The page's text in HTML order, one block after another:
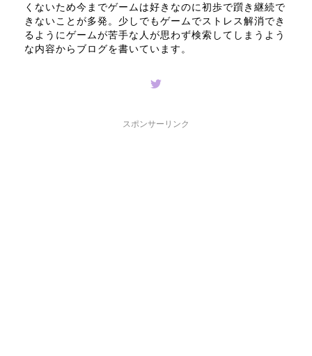
くないため今までゲームは好きなのに初歩で躓き継続で
きないことが多発。少しでもゲームでストレス解消でき
るようにゲームが苦手な人が思わず検索してしまうよう
な内容からブログを書いています。
スポンサーリンク